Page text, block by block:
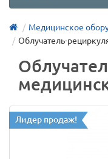
Медицинское
Облучатель-
Лидер продаж!